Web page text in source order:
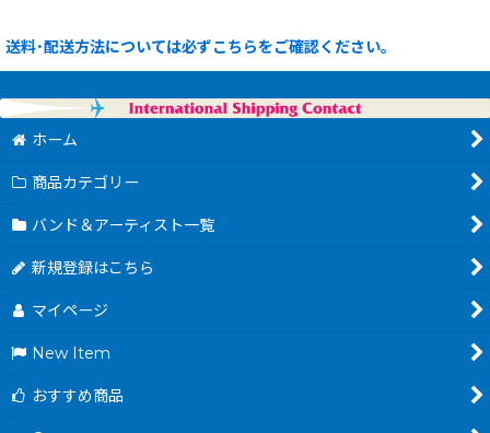
送料･配送方法については必ずこちらをご確認ください。
ホーム
商品カテゴリー
バンド＆アーティスト一覧
新規登録はこちら
マイページ
New Item
おすすめ商品